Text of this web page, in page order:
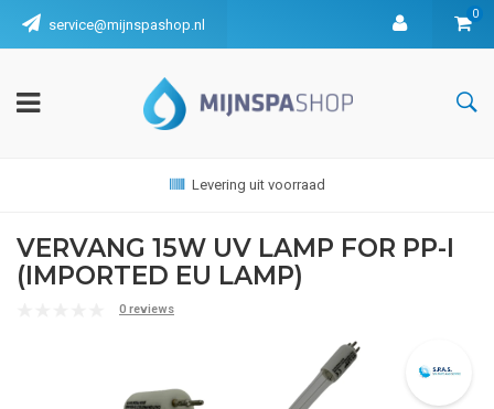
service@mijnspashop.nl
0
Levering uit voorraad
VERVANG 15W UV LAMP FOR PP-I
(IMPORTED EU LAMP)
0 reviews